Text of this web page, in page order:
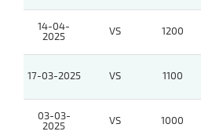
14-04-
2025
VS 1200
17-03-2025 VS 1100
03-03-
2025
VS 1000